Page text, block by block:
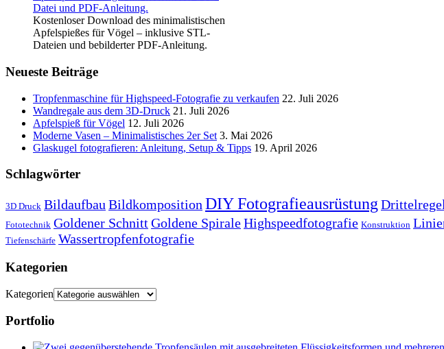
Kostenloser Download des minimalistischen
Apfelspießes für Vögel – inklusive STL-
Dateien und bebilderter PDF-Anleitung.
Neueste Beiträge
Tropfenmaschine für Highspeed-Fotografie zu verkaufen 22. Juli 2026
Wandregale aus dem 3D-Druck 21. Juli 2026
Apfelspieß für Vögel 12. Juli 2026
Moderne Vasen – Minimalistisches 2er Set 3. Mai 2026
Glaskugel fotografieren: Anleitung, Setup & Tipps 19. April 2026
Schlagwörter
3D Druck Bildaufbau Bildkomposition DIY Fotografieausrüstung Drittelregel
Fototechnik Goldener SchnittGoldene SpiraleHighspeedfotografie Konstruktion
Tiefenschärfe Wassertropfenfotografie
Kategorien
Kategorien
Portfolio